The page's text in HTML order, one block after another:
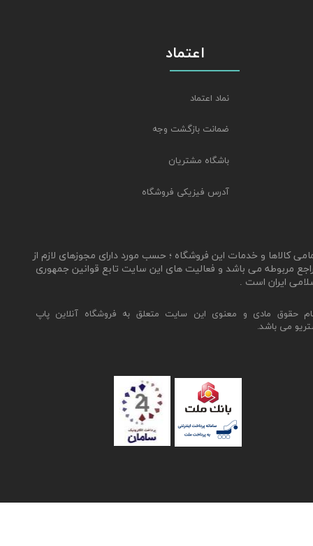
حقوق مادی و معنوی این سایت متعلق به فروشگاه آنلاین پاپ
می باشد.
اعتماد
نماد اعتماد
ضمانت بازگشت وجه
باشگاه مشتریان
آدرس فیزیکی فروشگاه
کالاها و خدمات این فروشگاه ؛ حسب مورد دارای مجوزهای لازم از
مربوطه می باشد و فعالیت های این سایت تابع قوانین جمهوری
ایران است .